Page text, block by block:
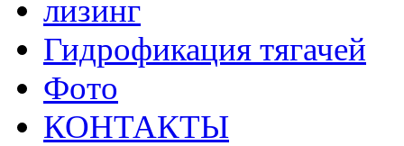
лизинг
Гидрофикация тягачей
Фото
КОНТАКТЫ